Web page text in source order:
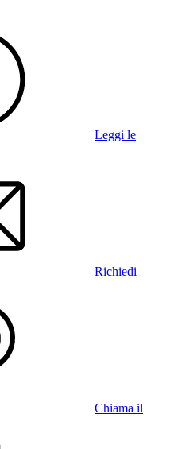
Leggi le
Richiedi
Chiama il